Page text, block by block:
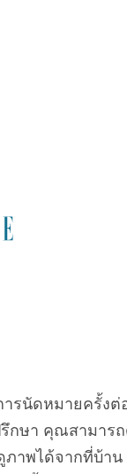
รนัดหมายครั้งต่
กษา คุณสามาร
ภาพได้จากที่บ้าน